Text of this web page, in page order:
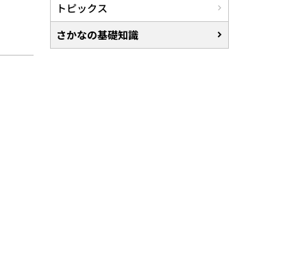
トピックス
さかなの基礎知識